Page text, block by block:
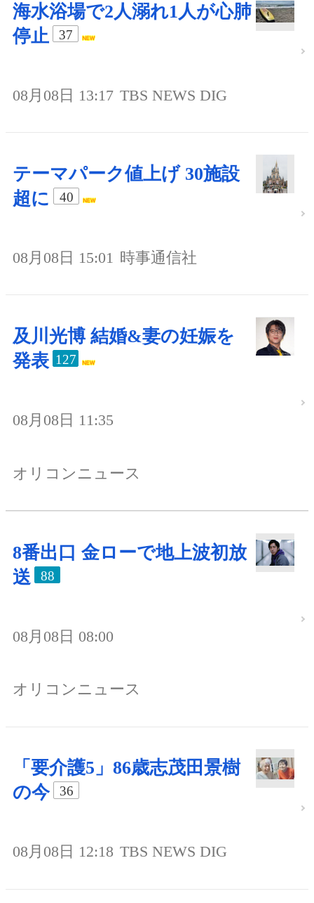
海水浴場で2人溺れ1人が心肺
停止
37
08月08日 13:17 TBS NEWS DIG
テーマパーク値上げ 30施設
超に
40
08月08日 15:01 時事通信社
及川光博 結婚&妻の妊娠を
発表 127
08月08日 11:35
オリコンニュース
8番出口 金ローで地上波初放
送
88
08月08日 08:00
オリコンニュース
「要介護5」86歳志茂田景樹
の今
36
08月08日 12:18 TBS NEWS DIG